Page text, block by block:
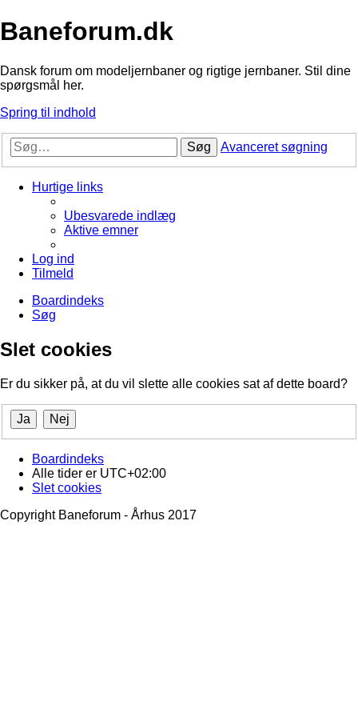
Baneforum.dk
Dansk forum om modeljernbaner og rigtige jernbaner. Stil dine
spørgsmål her.
Spring til indhold
Søg Avanceret søgning
Hurtige links
Ubesvarede indlæg
Aktive emner
Log ind
Tilmeld
Boardindeks
Søg
Slet cookies
Er du sikker på, at du vil slette alle cookies sat af dette board?
Boardindeks
Alle tider er UTC+02:00
Slet cookies
Copyright Baneforum - Århus 2017